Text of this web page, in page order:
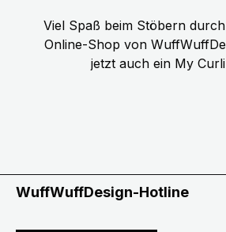
Viel Spaß beim Stöbern
Online-Shop von
jetzt auch ein My
WuffWuffDesign-Hotline